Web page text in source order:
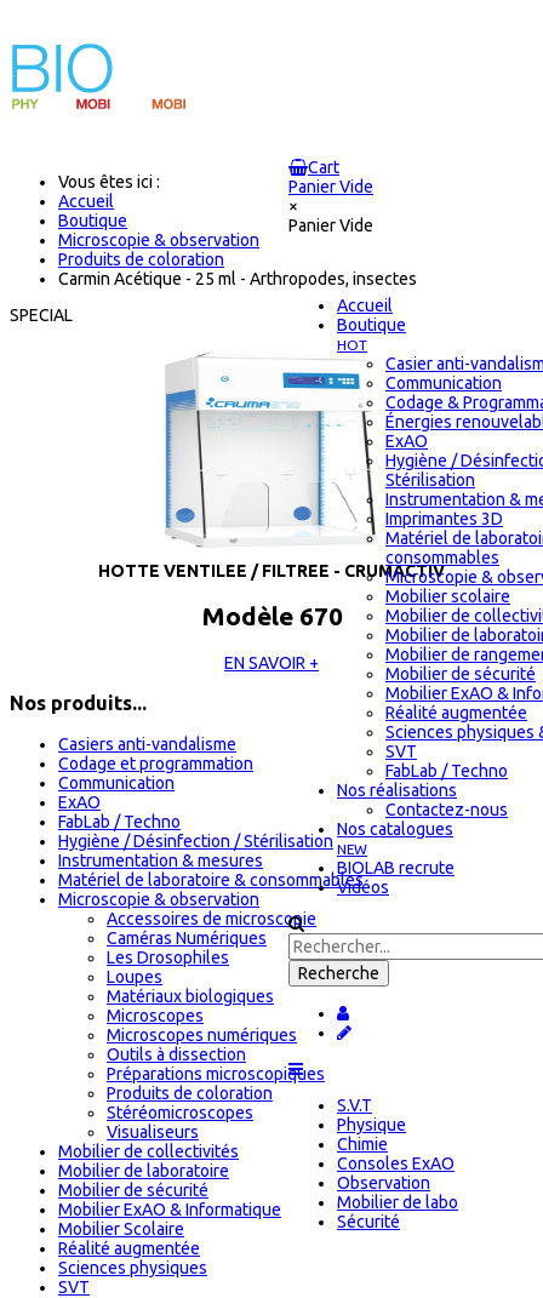
Cart
Panier Vide
×
Panier Vide
Accueil
Boutique
HOT
Casier anti-
Communication
Codage &
Énergies
ExAO
Hygiène /
Stérilisation
Instrumentation &
Imprimantes 3D
Matériel de
consommables
Microscopie &
Mobilier scolaire
Mobilier de
Mobilier de
Mobilier de
Mobilier de sécurité
Mobilier ExAO &
Réalité augmentée
Sciences physiques
SVT
FabLab / Techno
Nos réalisations
Contactez-nous
Nos catalogues
NEW
BIOLAB recrute
Vidéos
S.V.T
Physique
Chimie
Consoles ExAO
Observation
Mobilier de labo
Sécurité
Vous êtes ici :
Accueil
Boutique
Microscopie & observation
Produits de coloration
Carmin Acétique - 25 ml - Arthropodes, insectes
SPECIAL
HOTTE VENTILEE / FILTREE - CRUMACTIV
Modèle 670
EN SAVOIR +
Nos produits...
Casiers anti-vandalisme
Codage et programmation
Communication
ExAO
FabLab / Techno
Hygiène / Désinfection / Stérilisation
Instrumentation & mesures
Matériel de laboratoire & consommables
Microscopie & observation
Accessoires de microscopie
Caméras Numériques
Les Drosophiles
Loupes
Matériaux biologiques
Microscopes
Microscopes numériques
Outils à dissection
Préparations microscopiques
Produits de coloration
Stéréomicroscopes
Visualiseurs
Mobilier de collectivités
Mobilier de laboratoire
Mobilier de sécurité
Mobilier ExAO & Informatique
Mobilier Scolaire
Réalité augmentée
Sciences physiques
SVT